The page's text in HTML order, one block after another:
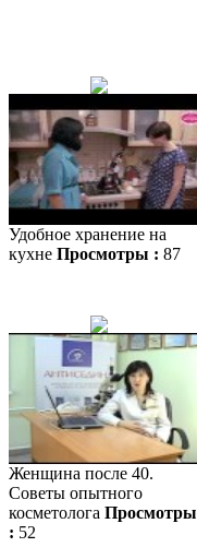
Удобное хранение на
кухне Просмотры : 87
Женщина после 40.
Советы опытного
косметолога Просмотры
: 52